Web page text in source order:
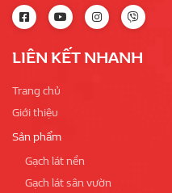
LIÊN KẾT NHANH
Trang chủ
Giới thiệu
Sản phẩm
Gạch lát nền
Gạch lát sân vườn